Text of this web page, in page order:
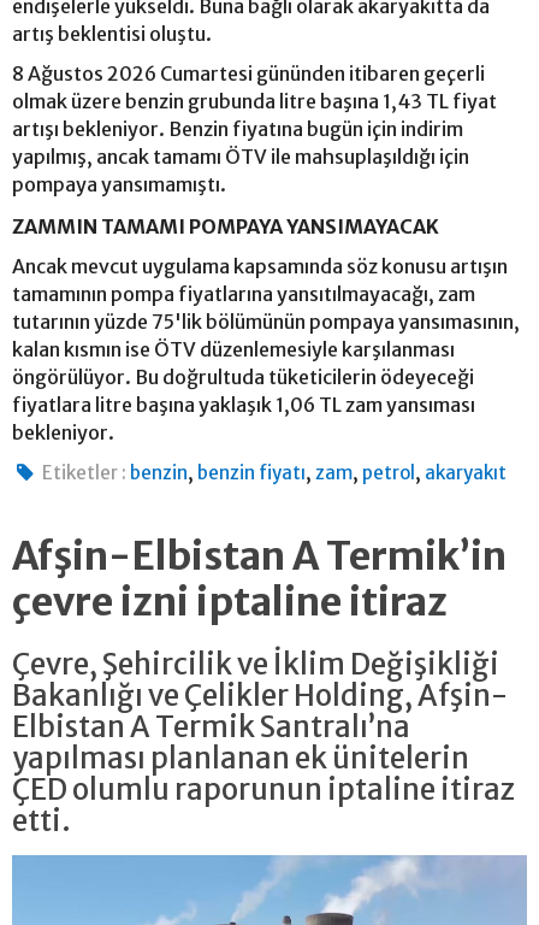
endişelerle yükseldi. Buna bağlı olarak akaryakıtta da
artış beklentisi oluştu.
8 Ağustos 2026 Cumartesi gününden itibaren geçerli
olmak üzere benzin grubunda litre başına 1,43 TL fiyat
artışı bekleniyor. Benzin fiyatına bugün için indirim
yapılmış, ancak tamamı ÖTV ile mahsuplaşıldığı için
pompaya yansımamıştı.
ZAMMIN TAMAMI POMPAYA YANSIMAYACAK
Ancak mevcut uygulama kapsamında söz konusu artışın
tamamının pompa fiyatlarına yansıtılmayacağı, zam
tutarının yüzde 75'lik bölümünün pompaya yansımasının,
kalan kısmın ise ÖTV düzenlemesiyle karşılanması
öngörülüyor. Bu doğrultuda tüketicilerin ödeyeceği
fiyatlara litre başına yaklaşık 1,06 TL zam yansıması
bekleniyor.
Etiketler : benzin, benzin fiyatı,zam, petrol , akaryakıt
Afşin-Elbistan A Termik’in
çevre izni iptaline itiraz
Çevre, Şehircilik ve İklim Değişikliği
Bakanlığı ve Çelikler Holding, Afşin-
Elbistan A Termik Santralı’na
yapılması planlanan ek ünitelerin
ÇED olumlu raporunun iptaline itiraz
etti.